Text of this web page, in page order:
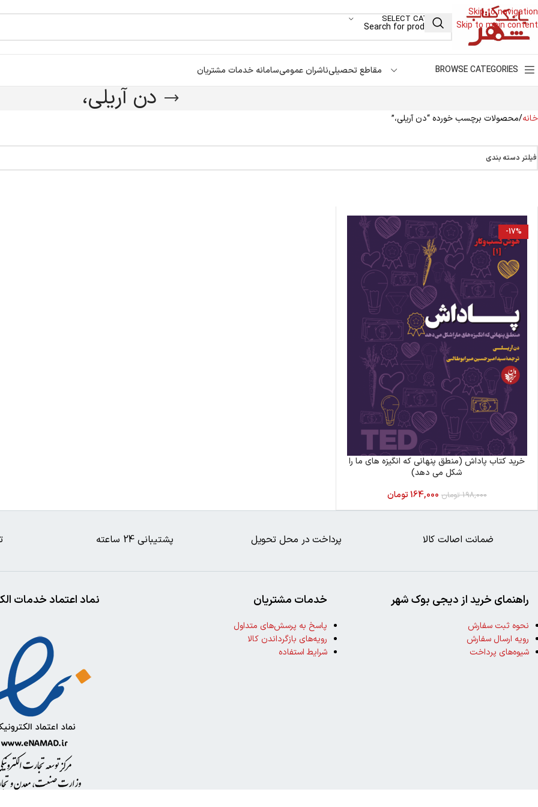
Skip to navigation
Skip to main content
SELECT CATEGORY
BROWSE CATEGORIES مقاطع تحصیلیناشران عمومیسامانه خدمات مشتریان
دن آریلی،
خانه محصولات برچسب خورده “دن آریلی،”
فیلتر دسته بندی
-17%
خرید کتاب پاداش (منطق پنهانی که انگیزه های ما را
شکل می دهد)
198,000 تومان 164,000تومان
ضمانت اصالت کالا پرداخت در محل تحویل پشتیبانی 24 ساعته
نماد اعتماد خدمات خدمات مشتریان
پاسخ به پرسش‌های متداول
رویه‌های بازگرداندن کالا
شرایط استفاده
راهنمای خرید از دیجی بوک شهر
نحوه ثبت سفارش
رویه ارسال سفارش
شیوه‌های پرداخت